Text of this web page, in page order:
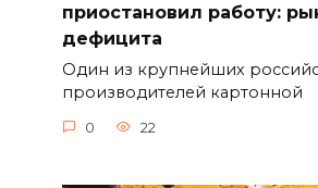
приостановил работу:
дефицита
Один из крупнейших
производителей картонной
0 22